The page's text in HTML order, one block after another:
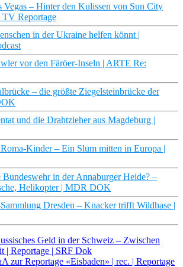
Vegas – Hinter den Kulissen von Sun City
TV Reportage
in der Ukraine helfen könnt |
vor den Färöer-Inseln | ARTE Re:
– die größte Ziegelsteinbrücke der
und die Drahtzieher aus Magdeburg |
Kinder – Ein Slum mitten in Europa |
Bundeswehr in der Annaburger Heide? –
Helikopter | MDR DOK
Dresden – Knacker trifft Wildhase |
Geld in der Schweiz – Zwischen
| Reportage | SRF Dok
zur Reportage «Eisbaden» | rec. | Reportage